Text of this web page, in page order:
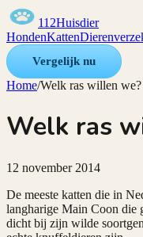
112Huisdier
HondenKatten
Vergelijk nu
Home/Welk ras willen we?
Welk ras
12 november 2014
De meeste katten die in
langharige Main Coon die
dicht bij zijn wilde